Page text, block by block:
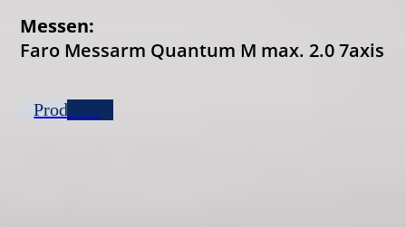
Messen:
Faro Messarm Quantum M max. 2.0 7axis
Produkte